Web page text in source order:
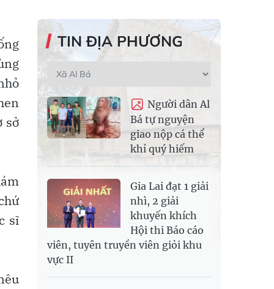
sở
sĩ
TIN ĐỊA PHƯƠNG
Người dân Al
Bá tự nguyện
giao nộp cá thể
khỉ quý hiếm
Gia Lai đạt 1 giải
nhì, 2 giải
khuyến khích
Hội thi Báo cáo
viên, tuyên truyền viên giỏi khu
vực II